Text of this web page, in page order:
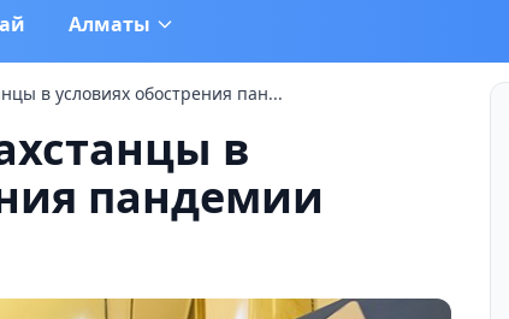
Алматы
в условиях обострения пан...
в
пандемии